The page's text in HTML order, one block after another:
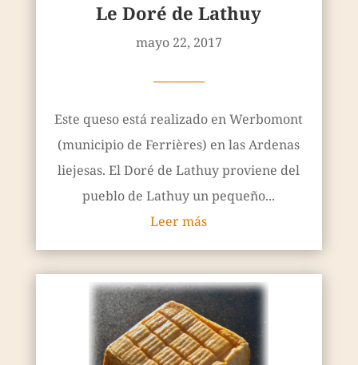
Le Doré de Lathuy
mayo 22, 2017
————
Este queso está realizado en Werbomont
(municipio de Ferrières) en las Ardenas
liejesas. El Doré de Lathuy proviene del
pueblo de Lathuy un pequeño...
Leer más